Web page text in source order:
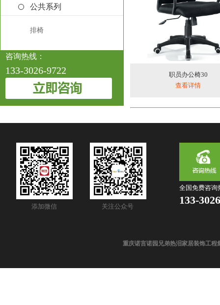
公共系列
排椅
咨询热线：
133-3026-9722
职员办公椅30
查看详情
添加微信 关注公众号
全国免费咨询
133-
重庆诺言诺园兄弟热泪家居装饰工程